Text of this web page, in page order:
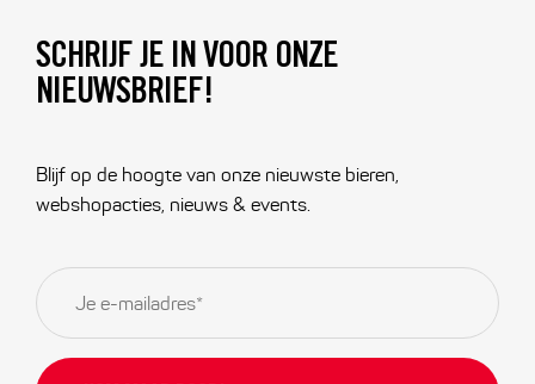
SCHRIJF JE IN VOOR ONZE
NIEUWSBRIEF!
Blijf op de hoogte van onze nieuwste bieren,
webshopacties, nieuws & events.
E-
mailadres *